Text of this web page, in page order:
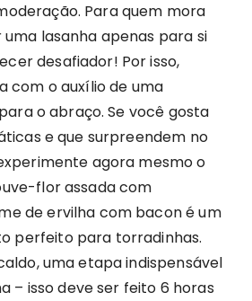
Para quem mora
lasanha apenas para si
desafiador! Por isso,
com o auxílio de uma
o abraço. Se você gosta
e que surpreendem no
agora mesmo o
flor assada com
de ervilha com bacon é um
perfeito para torradinhas.
uma etapa indispensável
– isso deve ser feito 6 horas